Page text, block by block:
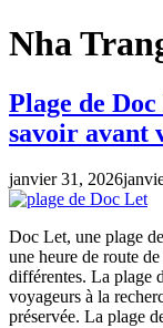
Nha
Plage de
savoir avant
janvier 31, 2026
Doc Let, une plage
une heure de route
différentes. La plage
voyageurs à la
préservée. La plage